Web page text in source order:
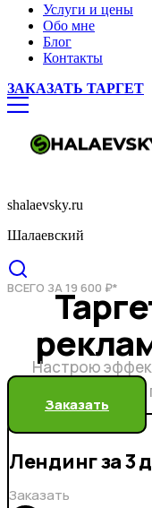
Услуги и цены
Обо мне
Блог
Контакты
ЗАКАЗАТЬ ТАРГЕТ
shalaevsky.ru
Шалаевский
ВСЕГО ЗА 19 600 ₽*
Настрою
Заказать
Лендинг за 3
Заказать